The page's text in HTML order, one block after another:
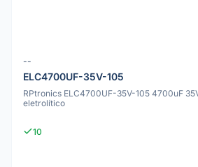
--
ELC4700UF-35V-105
RPtronics ELC4700UF-35V-105 4700uF
eletrolítico
10